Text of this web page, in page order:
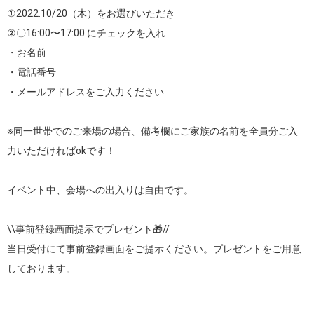
①2022.10/20（木）をお選びいただき
②〇16:00〜17:00 にチェックを入れ
・お名前
・電話番号
・メールアドレスをご入力ください
※同一世帯でのご来場の場合、備考欄にご家族の名前を全員分ご入
力いただければokです！
イベント中、会場への出入りは自由です。
\\事前登録画面提示でプレゼント🎁//
当日受付にて事前登録画面をご提示ください。プレゼントをご用意
しております。